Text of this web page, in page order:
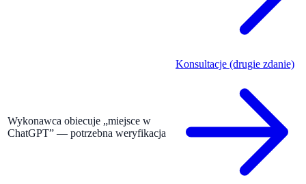
Wykonawca obiecuje „miejsce w
ChatGPT” — potrzebna weryfikacja
Konsultacje (drugie zdanie)